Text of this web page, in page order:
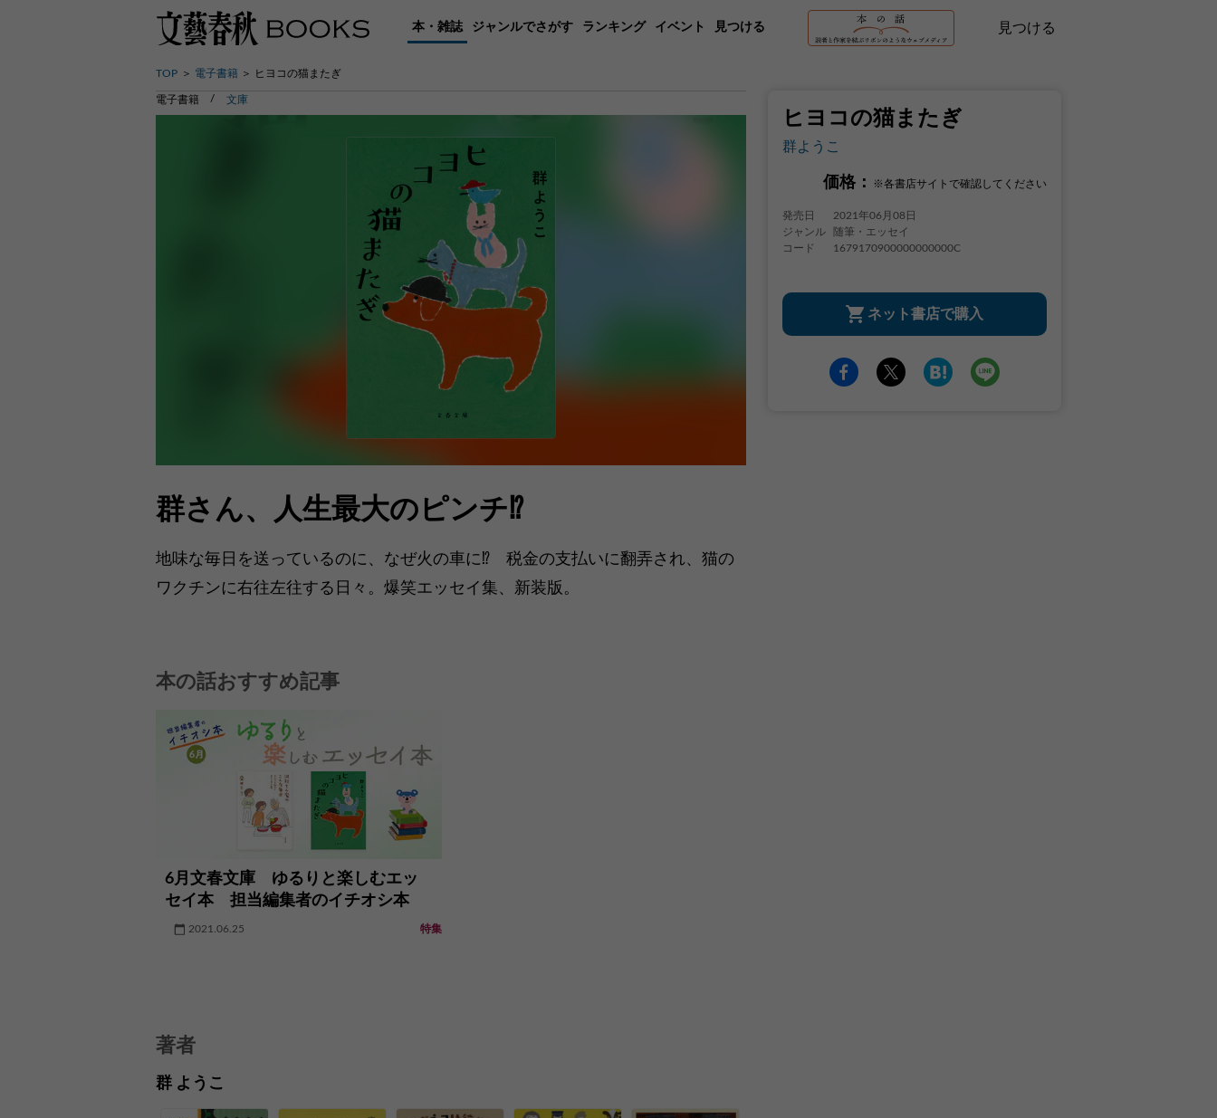
本・雑誌 ジャンルでさがす ランキング イベント 見つける 見つける
TOP 電子書籍 ヒヨコの猫またぎ
ヒヨコの猫またぎ
群ようこ
価格： ※各書店サイトで確認してください
発売日
2021年06月08日
ジャンル
随筆・エッセイ
コード
1679170900000000000C
ネット書店で購入
電子書籍 文庫
群さん、人生最大のピンチ⁉
地味な毎日を送っているのに、なぜ火の車に⁉ 税金の支払いに翻弄され、猫の
ワクチンに右往左往する日々。爆笑エッセイ集、新装版。
本の話おすすめ記事
6月文春文庫 ゆるりと楽しむエッ
セイ本 担当編集者のイチオシ本
2021.06.25 特集
著者
群 ようこ